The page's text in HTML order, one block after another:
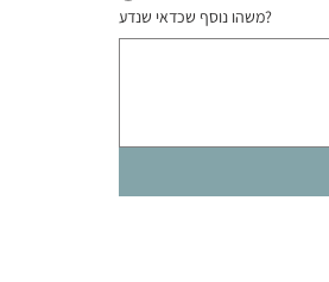
משהו נוסף שכדאי שנדע?